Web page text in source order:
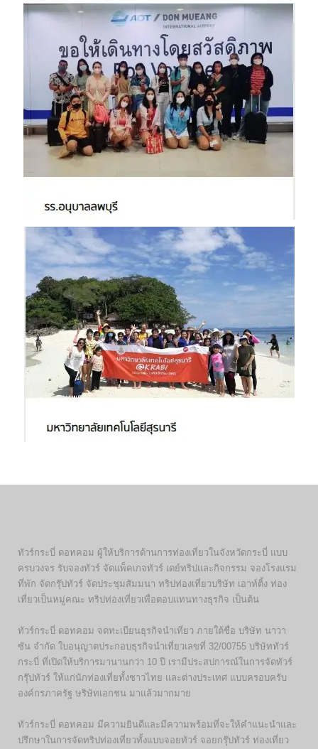
ทัวร์กระบี่ ดอทคอม ผู้ให้บริการด้านการท่องเที่ยวในจังหวัดกระบี่ แบบ
ครบวงจร รับจองทัวร์ จัดแพ็คเกจทัวร์ เดย์ทริปและกิจกรรม จองโรงแรม
ที่พัก จัดกรุ๊ปทัวร์ จัดประชุมสัมมนา ทริปท่องเที่ยวบริษัท เอาท์ติ้ง ท่อง
เที่ยวเป็นหมู่คณะ ทริปท่องเที่ยวเพื่อตอบแทนทางธุรกิจ เป็นต้น
ทัวร์กระบี่ ดอทคอม จดทะเบียนธุรกิจนำเที่ยว ภายใต้ชื่อ บริษัท นาวา
ซัน จำกัด ใบอนุญาตประกอบธุรกิจนำเที่ยวเลขที่ 32/00755 บริษัททัวร์
กระบี่ ที่เปิดให้บริการมานานกว่า 10 ปี เรามีประสปการณ์ในการจัดทัวร์
กรุ๊ปทัวร์ ให้แก่นักท่องเที่ยทั้งชาวไทย และต่างประเทศ แบบครอบครับ
องค์กรภาครัฐ ษริษัทเอกชน มาแล้วมากมาย
ทัวร์กระบี่ ดอทคอม มีความยินดีและมีความพร้อมที่จะให้คำแนะนำและ
ปรึกษาในการจัดทริปท่องเที่ยวทั้งแบบจอยทัวร์ จอยกรุ๊ปทัวร์ ท่องเที่ยว